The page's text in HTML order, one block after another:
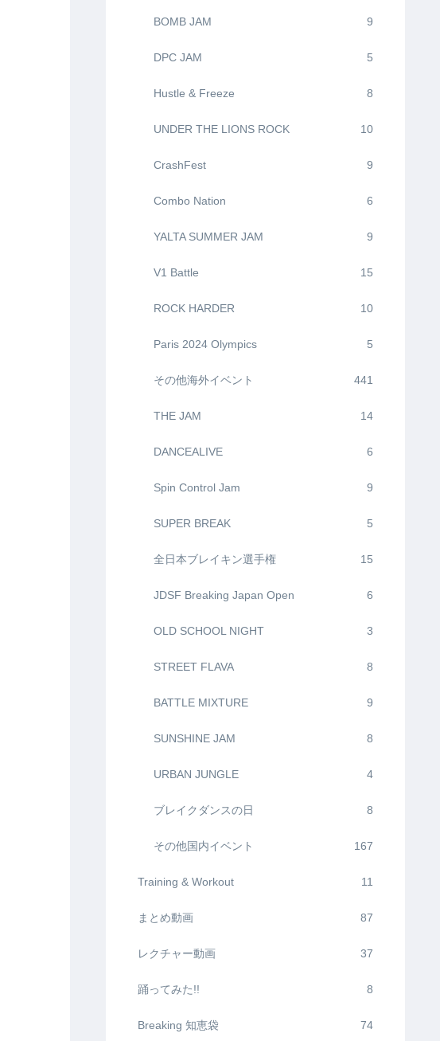
BOMB JAM 9
DPC JAM 5
Hustle & Freeze 8
UNDER THE LIONS ROCK 10
CrashFest 9
Combo Nation 6
YALTA SUMMER JAM 9
V1 Battle 15
ROCK HARDER 10
Paris 2024 Olympics 5
その他海外イベント 441
THE JAM 14
DANCEALIVE 6
Spin Control Jam 9
SUPER BREAK 5
全日本ブレイキン選手権 15
JDSF Breaking Japan Open 6
OLD SCHOOL NIGHT 3
STREET FLAVA 8
BATTLE MIXTURE 9
SUNSHINE JAM 8
URBAN JUNGLE 4
ブレイクダンスの日 8
その他国内イベント 167
Training & Workout 11
まとめ動画 87
レクチャー動画 37
踊ってみた!! 8
Breaking 知恵袋 74